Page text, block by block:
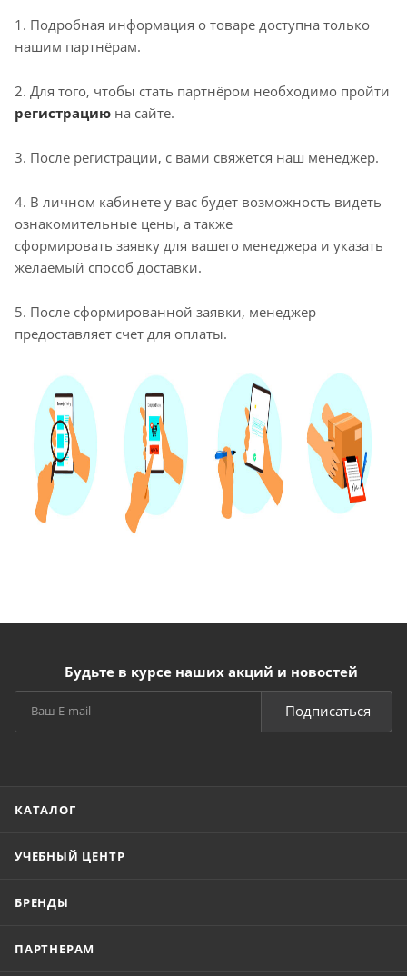
1. Подробная информация о товаре доступна только
нашим партнёрам.
2. Для того, чтобы стать партнёром необходимо пройти
регистрацию на сайте.
3. После регистрации, с вами свяжется наш менеджер.
4. В личном кабинете у вас будет возможность видеть
ознакомительные цены, а также
сформировать заявку для вашего менеджера и указать
желаемый способ доставки.
5. После сформированной заявки, менеджер
предоставляет счет для оплаты.
Будьте в курсе наших акций и новостей
Подписаться
КАТАЛОГ
УЧЕБНЫЙ ЦЕНТР
БРЕНДЫ
ПАРТНЕРАМ